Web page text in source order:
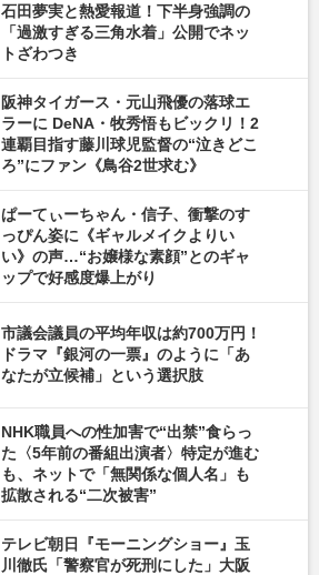
石田夢実と熱愛報道！下半身強調の
「過激すぎる三角水着」公開でネッ
トざわつき
阪神タイガース・元山飛優の落球エ
ラーに DeNA・牧秀悟もビックリ！2
連覇目指す藤川球児監督の“泣きどこ
ろ”にファン《鳥谷2世求む》
ぱーてぃーちゃん・信子、衝撃のす
っぴん姿に《ギャルメイクよりい
い》の声…“お嬢様な素顔”とのギャ
ップで好感度爆上がり
市議会議員の平均年収は約700万円！
ドラマ『銀河の一票』のように「あ
なたが立候補」という選択肢
NHK職員への性加害で“出禁”食らっ
た〈5年前の番組出演者〉特定が進む
も、ネットで「無関係な個人名」も
拡散される“二次被害”
テレビ朝日『モーニングショー』玉
川徹氏「警察官が死刑にした」大阪